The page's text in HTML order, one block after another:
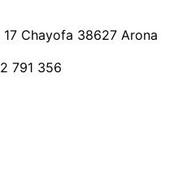
Chayofa 38627 Arona
791 356